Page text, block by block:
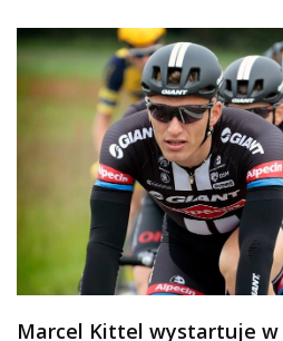
Marcel Kittel wystartuje w